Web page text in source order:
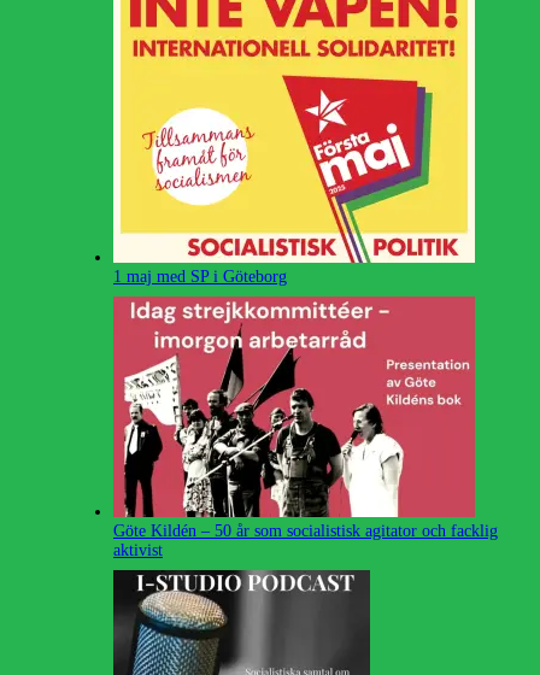
1 maj med SP i Göteborg
Göte Kildén – 50 år som socialistisk agitator och facklig
aktivist